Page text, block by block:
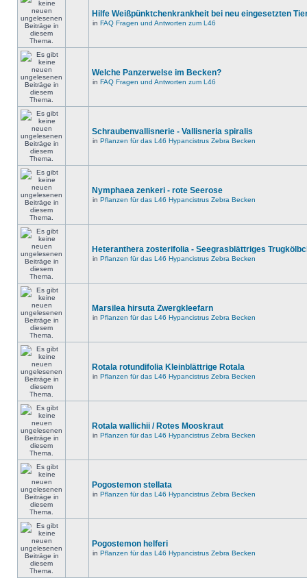
Hilfe Weißpünktchenkrankheit bei neu eingesetzten
in FAQ Fragen und Antworten zum L46
Welche Panzerwelse im Becken?
in FAQ Fragen und Antworten zum L46
Schraubenvallisnerie - Vallisneria spiralis
in Pflanzen für das L46 Hypancistrus Zebra Becken
Nymphaea zenkeri - rote Seerose
in Pflanzen für das L46 Hypancistrus Zebra Becken
Heteranthera zosterifolia - Seegrasblättriges
in Pflanzen für das L46 Hypancistrus Zebra Becken
Marsilea hirsuta Zwergkleefarn
in Pflanzen für das L46 Hypancistrus Zebra Becken
Rotala rotundifolia Kleinblättrige Rotala
in Pflanzen für das L46 Hypancistrus Zebra Becken
Rotala wallichii / Rotes Mooskraut
in Pflanzen für das L46 Hypancistrus Zebra Becken
Pogostemon stellata
in Pflanzen für das L46 Hypancistrus Zebra Becken
Pogostemon helferi
in Pflanzen für das L46 Hypancistrus Zebra Becken